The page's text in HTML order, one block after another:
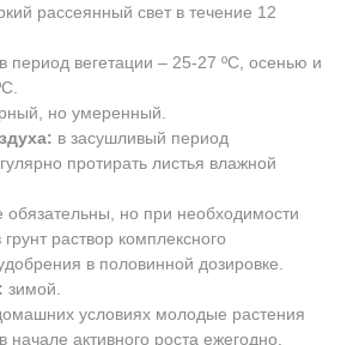
рассеянный свет в течение 12
в период вегетации – 25-27 ºC, осенью и
но умеренный.
в засушливый период
протирать листья влажной
обязательны, но при необходимости
раствор комплексного
в половинной дозировке.
зимой.
условиях молодые растения
начале активного роста ежегодно,